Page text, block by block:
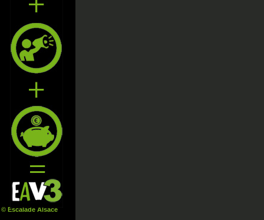
© Escalade Alsace